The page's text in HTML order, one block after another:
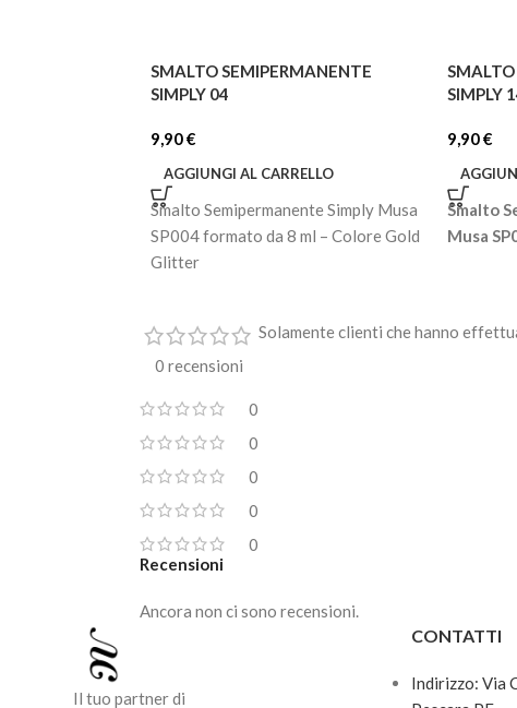
SMALTO SEMIPERMANENTE
SIMPLY 04
9,90€
AGGIUNGI AL CARRELLO
Smalto Semipermanente Simply Musa
SP004 formato da 8 ml – Colore Gold
Glitter
SIMPLY
9,90€
Smalto
Musa
0 recensioni
0
0
0
0
0
Recensioni
Ancora non ci sono recensioni.
Solamente clienti che hanno
Il tuo partner di
CONTATTI
Indirizzo: Via